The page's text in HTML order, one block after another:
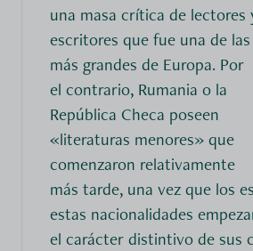
una masa crítica de lectores
escritores que fue una de las
más grandes de Europa. Por
el contrario, Rumania o la
República Checa poseen
«literaturas menores» que
comenzaron relativamente
más tarde, una vez que los
estas nacionalidades
el carácter distintivo de sus